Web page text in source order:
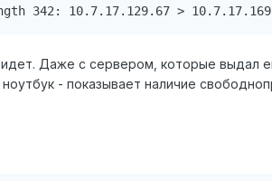
Даже с сервером, которые выдал
- показывает наличие